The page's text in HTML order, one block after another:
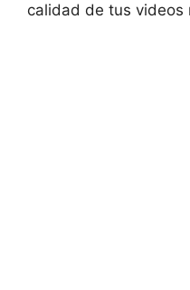
calidad de tus videos